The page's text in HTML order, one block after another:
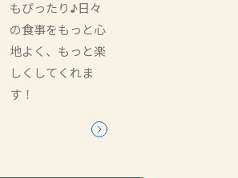
もぴったり♪日々
の食事をもっと心
地よく、もっと楽
しくしてくれま
す！